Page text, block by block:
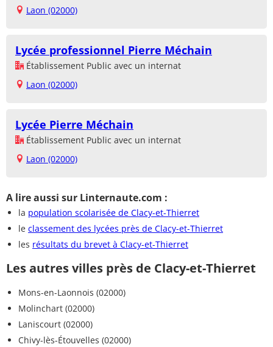
Laon (02000)
Lycée professionnel Pierre Méchain
Établissement Public avec un internat
Laon (02000)
Lycée Pierre Méchain
Établissement Public avec un internat
Laon (02000)
A lire aussi sur Linternaute.com :
la population scolarisée de Clacy-et-Thierret
le classement des lycées près de Clacy-et-Thierret
les résultats du brevet à Clacy-et-Thierret
Les autres villes près de Clacy-et-Thierret
Mons-en-Laonnois (02000)
Molinchart (02000)
Laniscourt (02000)
Chivy-lès-Étouvelles (02000)